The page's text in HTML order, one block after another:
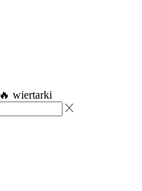
🔥 wiertarki